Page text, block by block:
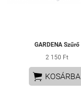
GARDENA Szűrő
2 150 Ft
 KOSÁRBA